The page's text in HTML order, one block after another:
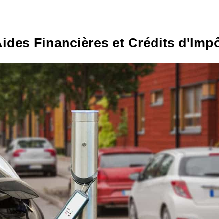
Financières et Crédits